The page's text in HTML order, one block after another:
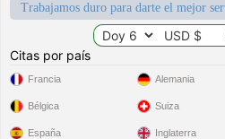
Trabajamos duro para darte el mejor
Citas por país
Francia
Bélgica
España
Alemania
Suiza
Inglaterra